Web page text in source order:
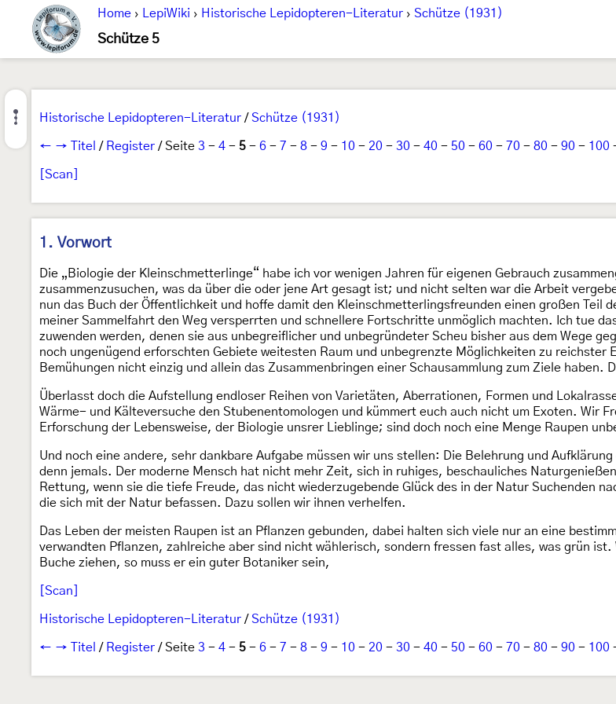
Home › LepiWiki › Historische Lepidopteren-Literatur › Schütze (1931)
Schütze 5
Historische Lepidopteren-Literatur / Schütze (1931)
← → Titel / Register / Seite 3 - 4 - 5 - 6 - 7 - 8 - 9 - 10 - 20 - 30 - 40 - 50 - 60 - 70 - 80 - 90 - 100
[Scan]
1. Vorwort
Die „Biologie der Kleinschmetterlinge“ habe ich vor wenigen Jahren für eigenen Gebrauch
zusammenzusuchen, was da über die oder jene Art gesagt ist; und nicht selten war die Arbeit
nun das Buch der Öffentlichkeit und hoffe damit den Kleinschmetterlingsfreunden einen großen Teil
meiner Sammelfahrt den Weg versperrten und schnellere Fortschritte unmöglich machten. Ich tue
zuwenden werden, denen sie aus unbegreiflicher und unbegründeter Scheu bisher aus dem Wege
noch ungenügend erforschten Gebiete weitesten Raum und unbegrenzte Möglichkeiten zu
Bemühungen nicht einzig und allein das Zusammenbringen einer Schausammlung zum Ziele
Überlasst doch die Aufstellung endloser Reihen von Varietäten, Aberrationen, Formen und
Wärme- und Kälteversuche den Stubenentomologen und kümmert euch auch nicht um Exoten. Wir
Erforschung der Lebensweise, der Biologie unsrer Lieblinge; sind doch noch eine Menge Raupen
Und noch eine andere, sehr dankbare Aufgabe müssen wir uns stellen: Die Belehrung und
denn jemals. Der moderne Mensch hat nicht mehr Zeit, sich in ruhiges, beschauliches
Rettung, wenn sie die tiefe Freude, das nicht wiederzugebende Glück des in der Natur Suchenden
die sich mit der Natur befassen. Dazu sollen wir ihnen verhelfen.
Das Leben der meisten Raupen ist an Pflanzen gebunden, dabei halten sich viele nur an eine
verwandten Pflanzen, zahlreiche aber sind nicht wählerisch, sondern fressen fast alles, was grün
Buche ziehen, so muss er ein guter Botaniker sein,
[Scan]
Historische Lepidopteren-Literatur / Schütze (1931)
← → Titel / Register / Seite 3 - 4 - 5 - 6 - 7 - 8 - 9 - 10 - 20 - 30 - 40 - 50 - 60 - 70 - 80 - 90 - 100